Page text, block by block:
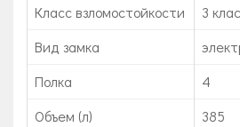
Класс взломостойкости
3
Вид замка
Полка
4
Объем (л)
385